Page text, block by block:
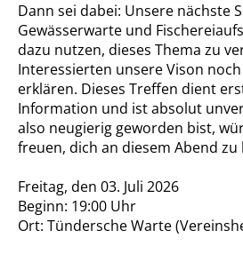
Dann sei dabei: Unsere nächste
Gewässerwarte und
dazu nutzen, dieses Thema zu
Interessierten unsere Vison
erklären. Dieses Treffen dient
Information und ist absolut
also neugierig geworden bist,
freuen, dich an diesem Abend zu
Freitag, den 03. Juli 2026
Beginn: 19:00 Uhr
Ort: Tündersche Warte